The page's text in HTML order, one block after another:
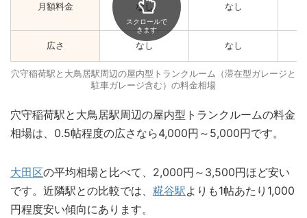
月額料金 なし なし
広さ なし なし
スクロールで
きます
穴守稲荷駅と大鳥居駅周辺の屋内型トランクルーム（滞在型ガレージと
駐車ガレージ含む）の料金相場
穴守稲荷駅と大鳥居駅周辺の屋内型トランクルームの料金
相場は、0.5帖程度の広さなら4,000円～5,000円です。
大田区の平均相場と比べて、2,000円～3,500円ほど安い
です。近隣駅との比較では、 糀谷駅よりも1帖あたり1,000
円程度安い傾向にあります。